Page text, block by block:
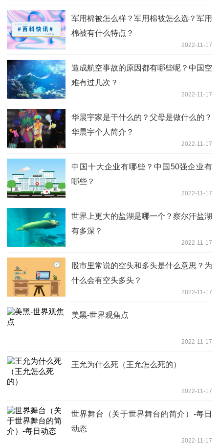
军用棉被怎么样？军用棉被怎么选？军用
棉被有什么特点？
2022-11-17
造成航空事故的原因都有哪些呢？中国空
难有过几次？
2022-11-17
华晨宇家是干什么的？父母是做什么的？
华晨宇个人简介？
2022-11-17
中国十大企业有哪些？中国50强企业有
哪些？
2022-11-17
世界上更大的盐湖是哪一个？察尔汗盐湖
有多深？
2022-11-17
股市里常说的空头和多头是什么意思？为
什么会有空头多头？
2022-11-17
美黑-世界观焦点
2022-11-17
王允为什么死（王允怎么死的）
2022-11-17
世界舞台（关于世界舞台的简介）-每日
动态
2022-11-17